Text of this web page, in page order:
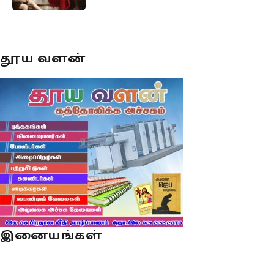
தூய வளன்
இனையங்கள்